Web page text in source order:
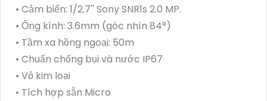
• Cảm biến: 1/2.7'' Sony SNR1s 2.0 MP.
• Ống kính: 3.6mm (góc nhìn 84°)
• Tầm xa hồng ngoại: 50m
• Chuẩn chống bụi và nước IP67
• Vỏ kim loại
• Tích hợp sẵn Micro